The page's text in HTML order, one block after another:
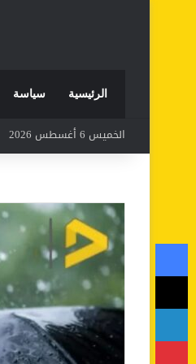
الرئيسية سياسة
الخميس 6 أغسطس 2026
فيسبوك
لينكدإن
بينتيريست